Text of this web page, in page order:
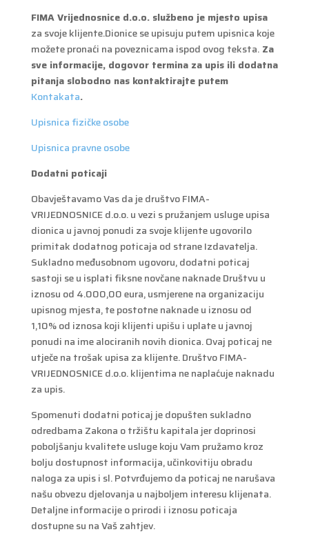
FIMA Vrijednosnice d.o.o. službeno je mjesto upisa
za svoje klijente.Dionice se upisuju putem upisnica koje
možete pronaći na poveznicama ispod ovog teksta.Za
sve informacije, dogovor termina za upis ili dodatna
pitanja slobodno nas kontaktirajte putem
Kontakata.
Upisnica fizičke osobe
Upisnica pravne osobe
Dodatni poticaji
Obavještavamo Vas da je društvo FIMA-
VRIJEDNOSNICE d.o.o. u vezi s pružanjem usluge upisa
dionica u javnoj ponudi za svoje klijente ugovorilo
primitak dodatnog poticaja od strane Izdavatelja.
Sukladno međusobnom ugovoru, dodatni poticaj
sastoji se u isplati fiksne novčane naknade Društvu u
iznosu od 4.000,00 eura, usmjerene na organizaciju
upisnog mjesta, te postotne naknade u iznosu od
1,10% od iznosa koji klijenti upišu i uplate u javnoj
ponudi na ime alociranih novih dionica. Ovaj poticaj ne
utječe na trošak upisa za klijente. Društvo FIMA-
VRIJEDNOSNICE d.o.o. klijentima ne naplaćuje naknadu
za upis.
Spomenuti dodatni poticaj je dopušten sukladno
odredbama Zakona o tržištu kapitala jer doprinosi
poboljšanju kvalitete usluge koju Vam pružamo kroz
bolju dostupnost informacija, učinkovitiju obradu
naloga za upis i sl. Potvrđujemo da poticaj ne narušava
našu obvezu djelovanja u najboljem interesu klijenata.
Detaljne informacije o prirodi i iznosu poticaja
dostupne su na Vaš zahtjev.